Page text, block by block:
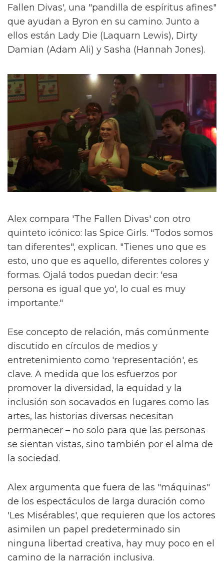
Fallen Divas', una "pandilla de espíritus afines"
que ayudan a Byron en su camino. Junto a
ellos están Lady Die (Laquarn Lewis), Dirty
Damian (Adam Ali) y Sasha (Hannah Jones).
Alex compara 'The Fallen Divas' con otro
quinteto icónico: las Spice Girls. "Todos somos
tan diferentes", explican. "Tienes uno que es
esto, uno que es aquello, diferentes colores y
formas. Ojalá todos puedan decir: 'esa
persona es igual que yo', lo cual es muy
importante."
Ese concepto de relación, más comúnmente
discutido en círculos de medios y
entretenimiento como 'representación', es
clave. A medida que los esfuerzos por
promover la diversidad, la equidad y la
inclusión son socavados en lugares como las
artes, las historias diversas necesitan
permanecer – no solo para que las personas
se sientan vistas, sino también por el alma de
la sociedad.
Alex argumenta que fuera de las "máquinas"
de los espectáculos de larga duración como
'Les Misérables', que requieren que los actores
asimilen un papel predeterminado sin
ninguna libertad creativa, hay muy poco en el
camino de la narración inclusiva.